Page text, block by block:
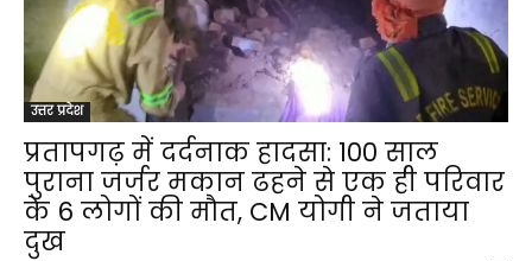
उत्तर प्रदेश
प्रतापगढ़ में दर्दनाक हादसा: 100 साल
पुराना जर्जर मकान ढहने से एक ही परिवार
के 6 लोगों की मौत, CM योगी ने जताया
दुख